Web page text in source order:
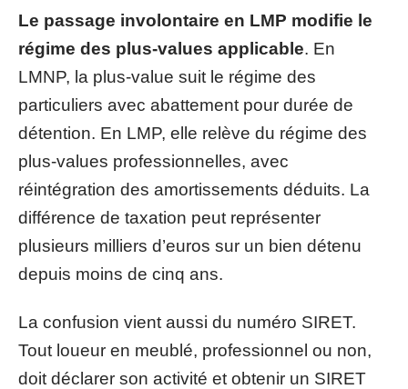
Le passage involontaire en LMP modifie le
régime des plus-values applicable. En
LMNP, la plus-value suit le régime des
particuliers avec abattement pour durée de
détention. En LMP, elle relève du régime des
plus-values professionnelles, avec
réintégration des amortissements déduits. La
différence de taxation peut représenter
plusieurs milliers d’euros sur un bien détenu
depuis moins de cinq ans.
La confusion vient aussi du numéro SIRET.
Tout loueur en meublé, professionnel ou non,
doit déclarer son activité et obtenir un SIRET